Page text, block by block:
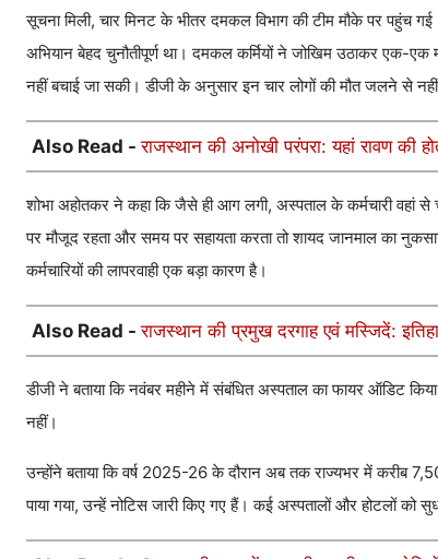
सूचना मिली, चार मिनट के भीतर दमकल विभाग की टीम मौके पर पहुंच
अभियान बेहद चुनौतीपूर्ण था। दमकल कर्मियों ने जोखिम उठाकर एक-एक
नहीं बचाई जा सकी। डीजी के अनुसार इन चार लोगों की मौत जलने से
Also Read -राजस्थान की अनोखी परंपरा: यहां रावण की
शोभा अहोतकर ने कहा कि जैसे ही आग लगी, अस्पताल के कर्मचारी वहां
पर मौजूद रहता और समय पर सहायता करता तो शायद जानमाल का
कर्मचारियों की लापरवाही एक बड़ा कारण है।
Also Read -राजस्थान की प्रमुख दरगाह एवं मस्जिदें:
डीजी ने बताया कि नवंबर महीने में संबंधित अस्पताल का फायर ऑडिट
नहीं।
उन्होंने बताया कि वर्ष 2025-26 के दौरान अब तक राज्यभर में करीब
पाया गया, उन्हें नोटिस जारी किए गए हैं। कई अस्पतालों और होटलों को